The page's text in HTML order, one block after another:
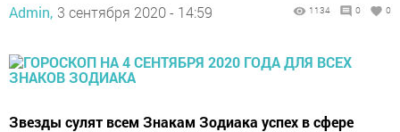
Admin, 3 сентября 2020 - 14:59 1134 0 0
Звезды сулят всем Знакам Зодиака успех в сфере